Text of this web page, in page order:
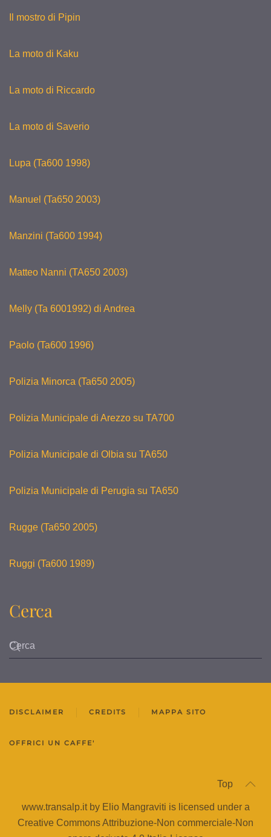
Il mostro di Pipin
La moto di Kaku
La moto di Riccardo
La moto di Saverio
Lupa (Ta600 1998)
Manuel (Ta650 2003)
Manzini (Ta600 1994)
Matteo Nanni (TA650 2003)
Melly (Ta 6001992) di Andrea
Paolo (Ta600 1996)
Polizia Minorca (Ta650 2005)
Polizia Municipale di Arezzo su TA700
Polizia Municipale di Olbia su TA650
Polizia Municipale di Perugia su TA650
Rugge (Ta650 2005)
Ruggi (Ta600 1989)
Cerca
DISCLAIMER CREDITS MAPPA SITO
OFFRICI UN CAFFE'
Top
www.transalp.it by Elio Mangraviti is licensed under a
Creative Commons Attribuzione-Non commerciale-Non